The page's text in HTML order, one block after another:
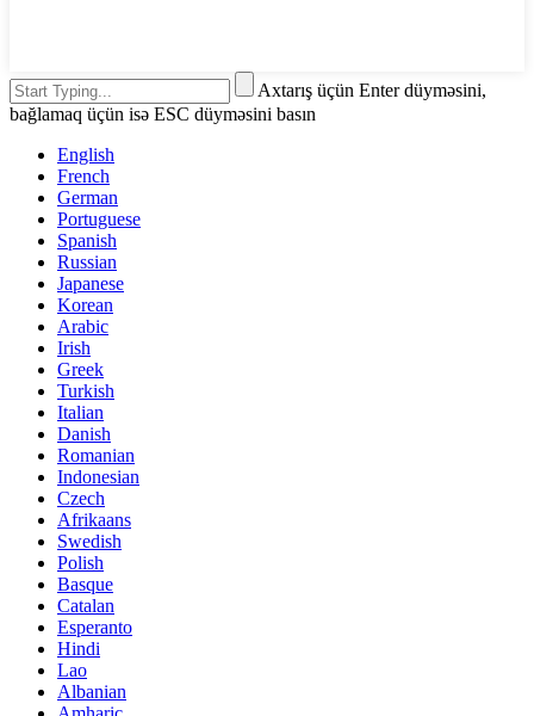
Axtarış üçün Enter düyməsini,
bağlamaq üçün isə ESC düyməsini basın
English
French
German
Portuguese
Spanish
Russian
Japanese
Korean
Arabic
Irish
Greek
Turkish
Italian
Danish
Romanian
Indonesian
Czech
Afrikaans
Swedish
Polish
Basque
Catalan
Esperanto
Hindi
Lao
Albanian